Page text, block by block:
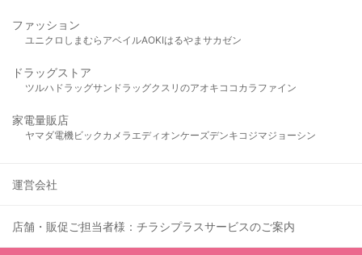
ファッション
ユニクロ しまむら アベイルAOKIはるやま サカゼン
ドラッグストア
ツルハドラッグサンドラッグクスリのアオキ ココカラファイン
家電量販店
ヤマダ電機ビックカメラ エディオンケーズデンキ コジマジョーシン
運営会社
店舗・販促ご担当者様：チラシプラスサービスのご案内